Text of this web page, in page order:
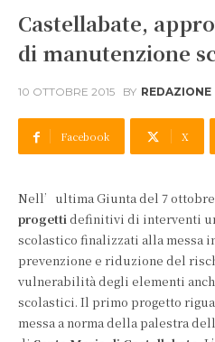
Castellabate,
di manutenzione
10 OTTOBRE 2015 BY REDAZIONE
Facebook X
Nell’ultima Giunta del 7
progettidefinitivi di interventi
scolastico finalizzati alla messa
prevenzione e riduzione del
vulnerabilità degli elementi
scolastici. Il primo progetto
messa a norma della palestra